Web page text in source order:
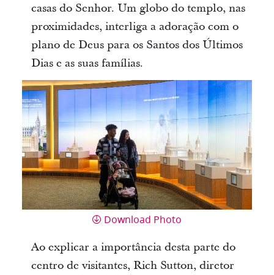
casas do Senhor. Um globo do templo, nas
proximidades, interliga a adoração com o
plano de Deus para os Santos dos Últimos
Dias e as suas famílias.
Download Photo
Ao explicar a importância desta parte do
centro de visitantes, Rich Sutton, diretor